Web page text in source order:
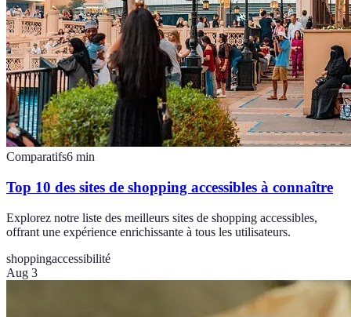
Comparatifs6 min
Top 10 des sites de shopping accessibles à connaître
Explorez notre liste des meilleurs sites de shopping accessibles,
offrant une expérience enrichissante à tous les utilisateurs.
shoppingaccessibilité
Aug 3